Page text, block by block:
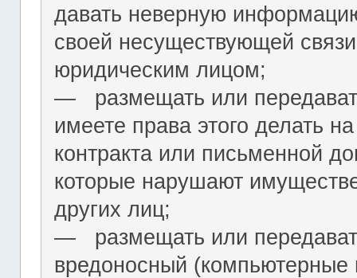
давать неверную
своей несуществующей
юридическим лицом;
― размещать или
имеете права этого делать
контракта или письменной
которые нарушают
других лиц;
― размещать или
вредоносный